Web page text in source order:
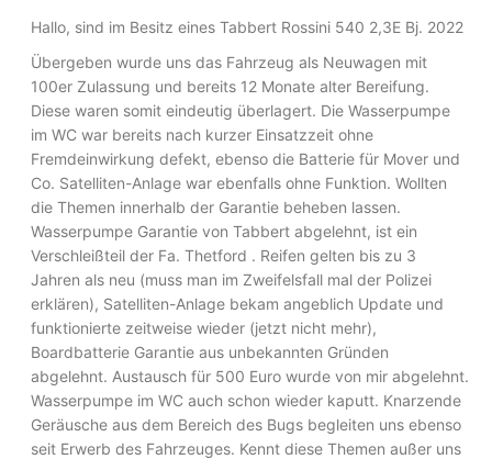
Hallo, sind im Besitz eines Tabbert Rossini 540 2,3E Bj. 2022
Übergeben wurde uns das Fahrzeug als Neuwagen mit
100er Zulassung und bereits 12 Monate alter Bereifung.
Diese waren somit eindeutig überlagert. Die Wasserpumpe
im WC war bereits nach kurzer Einsatzzeit ohne
Fremdeinwirkung defekt, ebenso die Batterie für Mover und
Co. Satelliten-Anlage war ebenfalls ohne Funktion. Wollten
die Themen innerhalb der Garantie beheben lassen.
Wasserpumpe Garantie von Tabbert abgelehnt, ist ein
Verschleißteil der Fa. Thetford . Reifen gelten bis zu 3
Jahren als neu (muss man im Zweifelsfall mal der Polizei
erklären), Satelliten-Anlage bekam angeblich Update und
funktionierte zeitweise wieder (jetzt nicht mehr),
Boardbatterie Garantie aus unbekannten Gründen
abgelehnt. Austausch für 500 Euro wurde von mir abgelehnt.
Wasserpumpe im WC auch schon wieder kaputt. Knarzende
Geräusche aus dem Bereich des Bugs begleiten uns ebenso
seit Erwerb des Fahrzeuges. Kennt diese Themen außer uns